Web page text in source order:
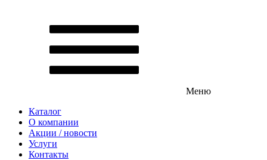
Меню
Каталог
О компании
Акции / новости
Услуги
Контакты